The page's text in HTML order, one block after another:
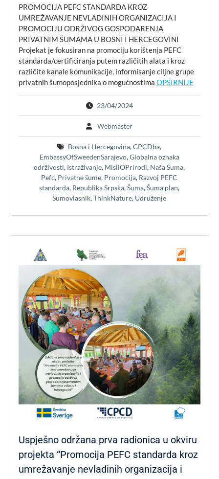
PROMOCIJA PEFC STANDARDA KROZ
UMREŽAVANJE NEVLADINIH ORGANIZACIJA I
PROMOCIJU ODRŽIVOG GOSPODARENJA
PRIVATNIM ŠUMAMA U BOSNI I HERCEGOVINI
Projekat je fokusiran na promociju korištenja PEFC
standarda/certificiranja putem različitih alata i kroz
različite kanale komunikacije, informisanje ciljne grupe
privatnih šumoposjednika o mogućnostima OPŠIRNIJE
23/04/2024
Webmaster
Bosna i Hercegovina,CPCDba,
EmbassyOfSweedenSarajevo,Globalna oznaka
održivosti, Istraživanje, MisliOPrirodi, Naša Šuma,
Pefc, Privatne šume, Promocija, Razvoj PEFC
standarda, Republika Srpska,Šuma,Šuma plan,
Šumovlasnik,ThinkNature, Udruženje
Uspješno održana prva radionica u okviru
projekta “Promocija PEFC standarda kroz
umrežavanje nevladinih organizacija i